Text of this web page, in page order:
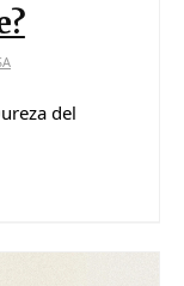
del